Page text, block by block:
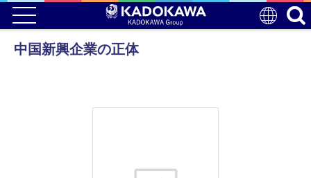
中国新興企業の正体